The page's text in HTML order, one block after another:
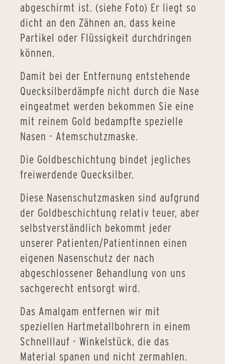
abgeschirmt ist. (siehe Foto) Er liegt so
dicht an den Zähnen an, dass keine
Partikel oder Flüssigkeit durchdringen
können.
Damit bei der Entfernung entstehende
Quecksilberdämpfe nicht durch die Nase
eingeatmet werden bekommen Sie eine
mit reinem Gold bedampfte spezielle
Nasen - Atemschutzmaske.
Die Goldbeschichtung bindet jegliches
freiwerdende Quecksilber.
Diese Nasenschutzmasken sind aufgrund
der Goldbeschichtung relativ teuer, aber
selbstverständlich bekommt jeder
unserer Patienten/Patientinnen einen
eigenen Nasenschutz der nach
abgeschlossener Behandlung von uns
sachgerecht entsorgt wird.
Das Amalgam entfernen wir mit
speziellen Hartmetallbohrern in einem
Schnelllauf - Winkelstück, die das
Material spanen und nicht zermahlen.